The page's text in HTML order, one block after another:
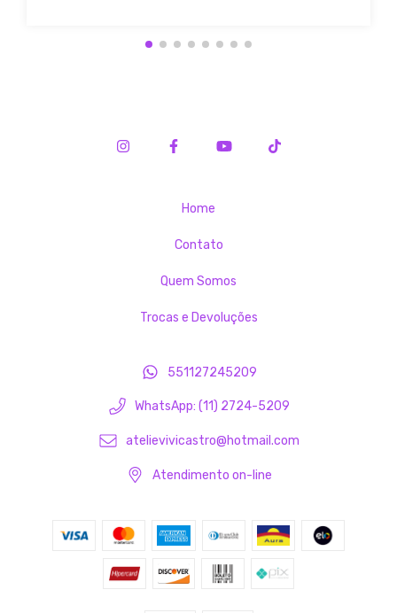
Home
Contato
Quem Somos
Trocas e Devoluções
551127245209
WhatsApp: (11) 2724-5209
atelievivicastro@hotmail.com
Atendimento on-line